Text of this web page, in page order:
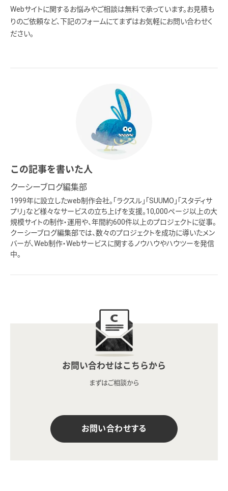
Webサイトに関するお悩みやご相談は無料で承っています。お見積も
りのご依頼など、下記のフォームにてまずはお気軽にお問い合わせく
ださい。
この記事を書いた人
クーシーブログ編集部
1999年に設立したweb制作会社。「ラクスル」「SUUMO」「スタディサ
プリ」など様々なサービスの立ち上げを支援。10,000ページ以上の大
規模サイトの制作・運用や、年間約600件以上のプロジェクトに従事。
クーシーブログ編集部では、数々のプロジェクトを成功に導いたメン
バーが、Web制作・Webサービスに関するノウハウやハウツーを発信
中。
お問い合わせはこちらから
まずはご相談から
お問い合わせする